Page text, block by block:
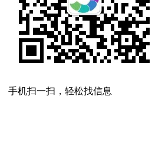
手机扫一扫，轻松找信息